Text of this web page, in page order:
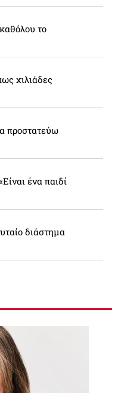
το
χιλιάδες
προστατεύω
ένα παιδί
διάστημα